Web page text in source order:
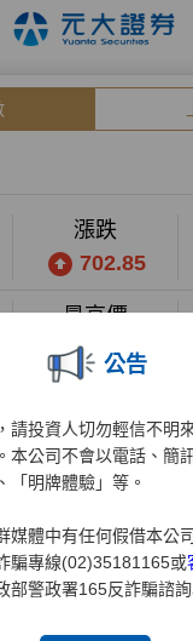
公告
請投資人切勿輕信不明
本公司不會以電話、簡
「明牌體驗」等。
媒體中有任何假借本公
騙專線(02)35181165或
部警政署165反詐騙諮